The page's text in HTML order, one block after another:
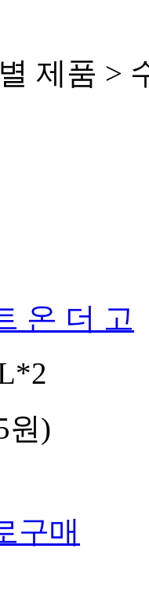
제품 >
온 더 고
원)
구매